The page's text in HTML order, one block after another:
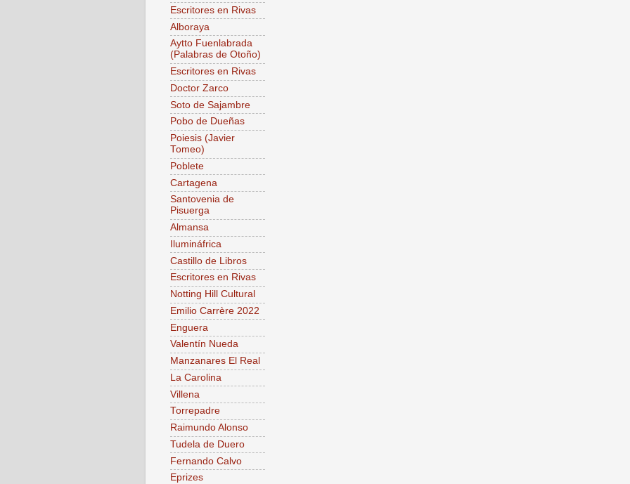
Escritores en Rivas
Alboraya
Aytto Fuenlabrada
(Palabras de Otoño)
Escritores en Rivas
Doctor Zarco
Soto de Sajambre
Pobo de Dueñas
Poiesis (Javier
Tomeo)
Poblete
Cartagena
Santovenia de
Pisuerga
Almansa
Ilumináfrica
Castillo de Libros
Escritores en Rivas
Notting Hill Cultural
Emilio Carrère 2022
Enguera
Valentín Nueda
Manzanares El Real
La Carolina
Villena
Torrepadre
Raimundo Alonso
Tudela de Duero
Fernando Calvo
Eprizes